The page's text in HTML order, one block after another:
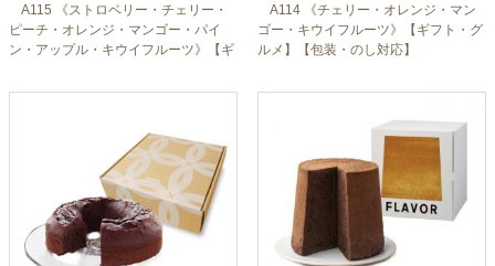
A115 《ストロベリー・チェリー・
ピーチ・オレンジ・マンゴー・パイ
ン・アップル・キウイフルーツ》【ギ
A114 《チェリー・オレンジ・マン
ゴー・キウイフルーツ》【ギフト・グ
ルメ】【包装・のし対応】